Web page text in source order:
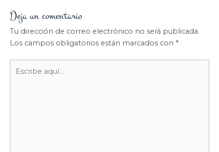
Deja un comentario
Tu dirección de correo electrónico no será publicada.
Los campos obligatorios están marcados con *
aquí...